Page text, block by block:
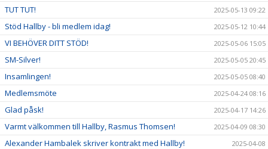
TUT TUT! 2025-05-13 09:22
Stöd Hallby - bli medlem idag! 2025-05-12 10:44
VI BEHÖVER DITT STÖD! 2025-05-06 15:05
SM-Silver! 2025-05-05 20:45
Insamlingen! 2025-05-05 08:40
Medlemsmöte 2025-04-24 08:16
Glad påsk! 2025-04-17 14:26
Varmt välkommen till Hallby, Rasmus Thomsen! 2025-04-09 08:30
Alexander Hambalek skriver kontrakt med Hallby! 2025-04-08